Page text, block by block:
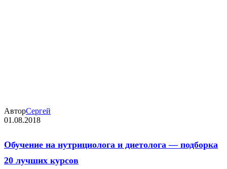
АвторСергей
01.08.2018
Обучение на нутрициолога и диетолога — подборка
20 лучших курсов